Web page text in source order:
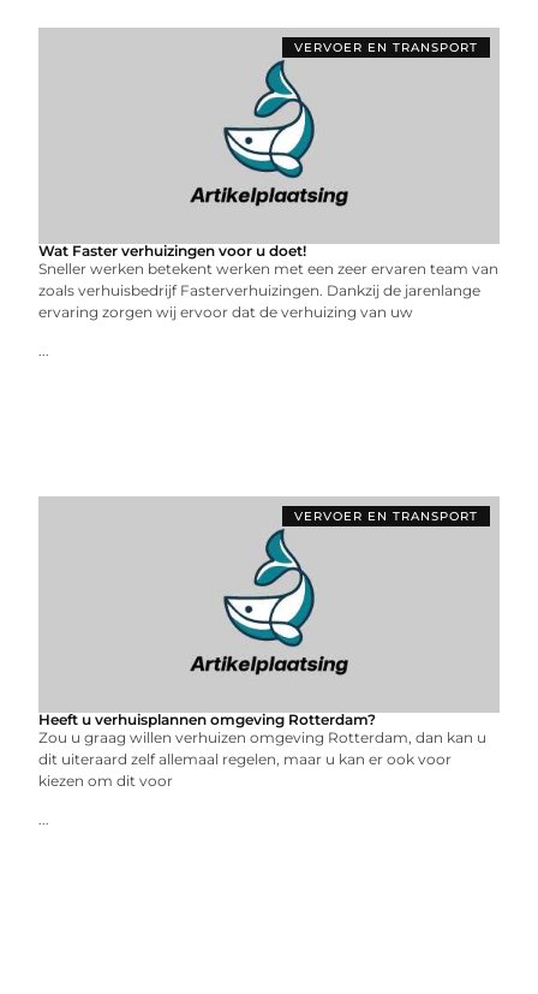
VERVOER EN TRANSPORT
Wat Faster verhuizingen voor u doet!
Sneller werken betekent werken met een zeer ervaren team van
zoals verhuisbedrijf Fasterverhuizingen. Dankzij de jarenlange
ervaring zorgen wij ervoor dat de verhuizing van uw
...
VERVOER EN TRANSPORT
Heeft u verhuisplannen omgeving Rotterdam?
Zou u graag willen verhuizen omgeving Rotterdam, dan kan u
dit uiteraard zelf allemaal regelen, maar u kan er ook voor
kiezen om dit voor
...